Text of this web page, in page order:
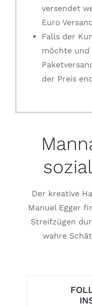
versendet
Euro
Falls der
möchte und
der Preis
Der kreative
Manuel Egger
Streifzügen
wahre